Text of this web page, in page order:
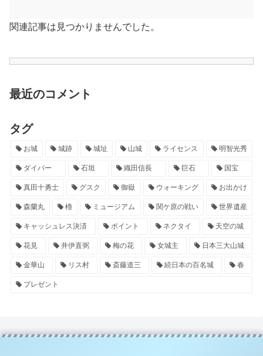
関連記事は見つかりませんでした。
最近のコメント
タグ
お城 城跡 城址 山城 ライセンス 明智光秀
ダイバー 石垣 織田信長 巨石 国宝
真田十勇士 グスク 御嶽 ウォーキング お出かけ
森蘭丸 櫓 ミュージアム 関ケ原の戦い 世界遺産
キャッシュレス決済 ポイント ネクタイ 天空の城
花見 井伊直弼 梅の花 女城主 日本三大山城
金華山 リス村 斎藤道三 続日本の百名城 春
プレゼント